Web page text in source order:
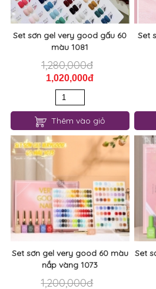
Set sơn gel very good gấu 60
màu 1081
1,280,000đ
1,020,000đ
Thêm vào giỏ
Set
Set sơn gel very good 60 màu
nắp vàng 1073
1,200,000đ
Set